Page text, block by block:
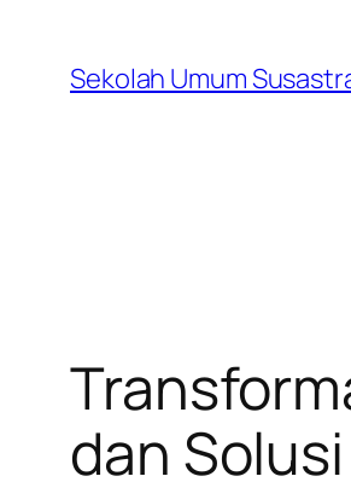
content
Sekolah Umum
dan Solusi